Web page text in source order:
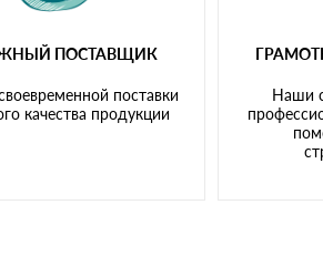
ПОСТАВЩИК
поставки
качества продукции
Наши